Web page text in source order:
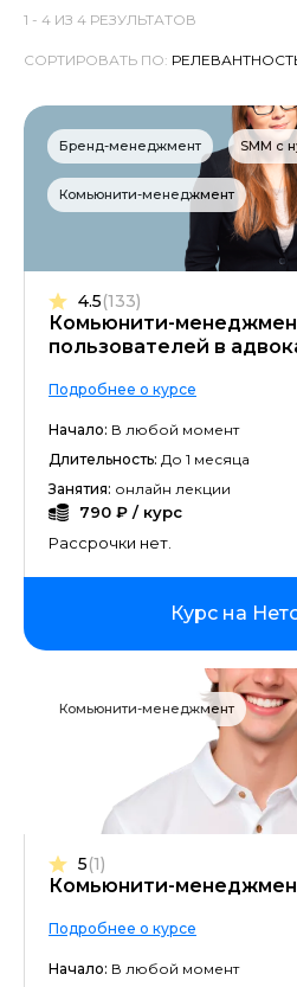
1 - 4 ИЗ 4 РЕЗУЛЬТАТОВ
СОРТИРОВАТЬ ПО:
Бренд-менеджмент SMM с
Комьюнити-менеджмент
Комьюнити-
пользователей в
4.5(133)
Подробнее о курсе
Начало: В любой момент
Длительность: До 1 месяца
Занятия: онлайн лекции
790 ₽ / курс
Рассрочки нет.
Курс на
Комьюнити-менеджмент
Комьюнити-
5(1)
Подробнее о курсе
Начало: В любой момент